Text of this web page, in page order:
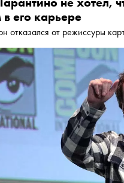
его карьере
отказался от режиссуры